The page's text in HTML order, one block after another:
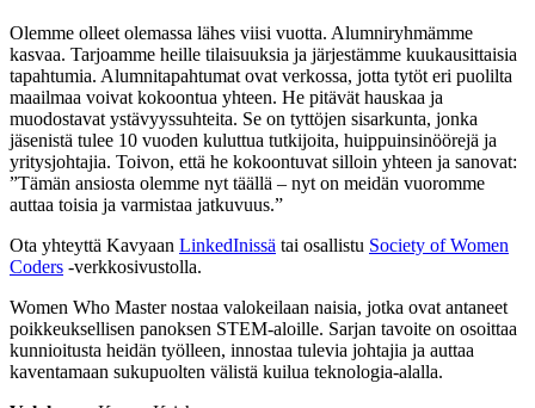
Olemme olleet olemassa lähes viisi vuotta. Alumniryhmämme
kasvaa. Tarjoamme heille tilaisuuksia ja järjestämme kuukausittaisia
tapahtumia. Alumnitapahtumat ovat verkossa, jotta tytöt eri puolilta
maailmaa voivat kokoontua yhteen. He pitävät hauskaa ja
muodostavat ystävyyssuhteita. Se on tyttöjen sisarkunta, jonka
jäsenistä tulee 10 vuoden kuluttua tutkijoita, huippuinsinöörejä ja
yritysjohtajia. Toivon, että he kokoontuvat silloin yhteen ja sanovat:
”Tämän ansiosta olemme nyt täällä – nyt on meidän vuoromme
auttaa toisia ja varmistaa jatkuvuus.”
Ota yhteyttä Kavyaan LinkedInissä tai osallistu Society of Women
Coders -verkkosivustolla.
Women Who Master nostaa valokeilaan naisia, jotka ovat antaneet
poikkeuksellisen panoksen STEM-aloille. Sarjan tavoite on osoittaa
kunnioitusta heidän työlleen, innostaa tulevia johtajia ja auttaa
kaventamaan sukupuolten välistä kuilua teknologia-alalla.